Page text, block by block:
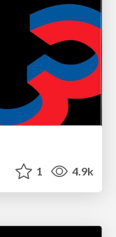
1 4.9k